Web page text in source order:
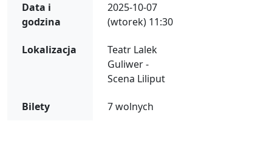
Data i
godzina
2025-10-07
(wtorek) 11:30
Lokalizacja
Teatr Lalek
Guliwer -
Scena Liliput
Bilety 7 wolnych